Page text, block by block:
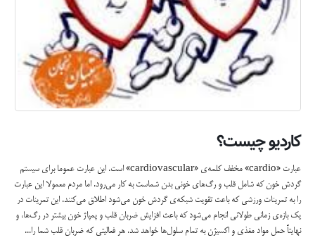
کاردیو چیست؟
عبارت «cardio» مخفف کلمه‌ی «cardiovascular» است. این عبارت عموما برای سیستم
گردش خون که شامل قلب و رگ‌های خونی بدن شماست به کار می‌رود. اما مردم معمولا این عبارت
را به تمرینات ورزشی که باعث تقویت شبکه‌ی گردش خون می‌شود اطلاق می‌کنند. این تمرینات در
یک بازه‌ی زمانی طولانی انجام می‌شود که باعث افزایش ضربان قلب و پمپاژ خون بیشتر در رگ‌ها، و
نهایتاً حمل مواد مغذی و اکسیژن به تمام سلول‌ها خواهد شد. هر فعالیتی که ضربان قلب شما را...